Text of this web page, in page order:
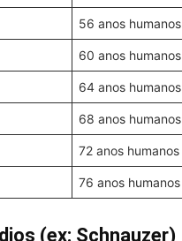
56 anos humanos
60 anos humanos
64 anos humanos
68 anos humanos
72 anos humanos
76 anos humanos
(ex: Schnauzer)